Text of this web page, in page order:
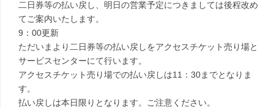
二日券等の払い戻し、明日の営業予定につきましては後程改め
てご案内いたします。
9：00更新
ただいまより二日券等の払い戻しをアクセスチケット売り場と
サービスセンターにて行います。
アクセスチケット売り場での払い戻しは11：30までとなりま
す。
払い戻しは本日限りとなります。ご注意ください。